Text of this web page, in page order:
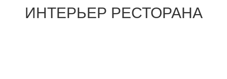
ИНТЕРЬЕР РЕСТОРАНА